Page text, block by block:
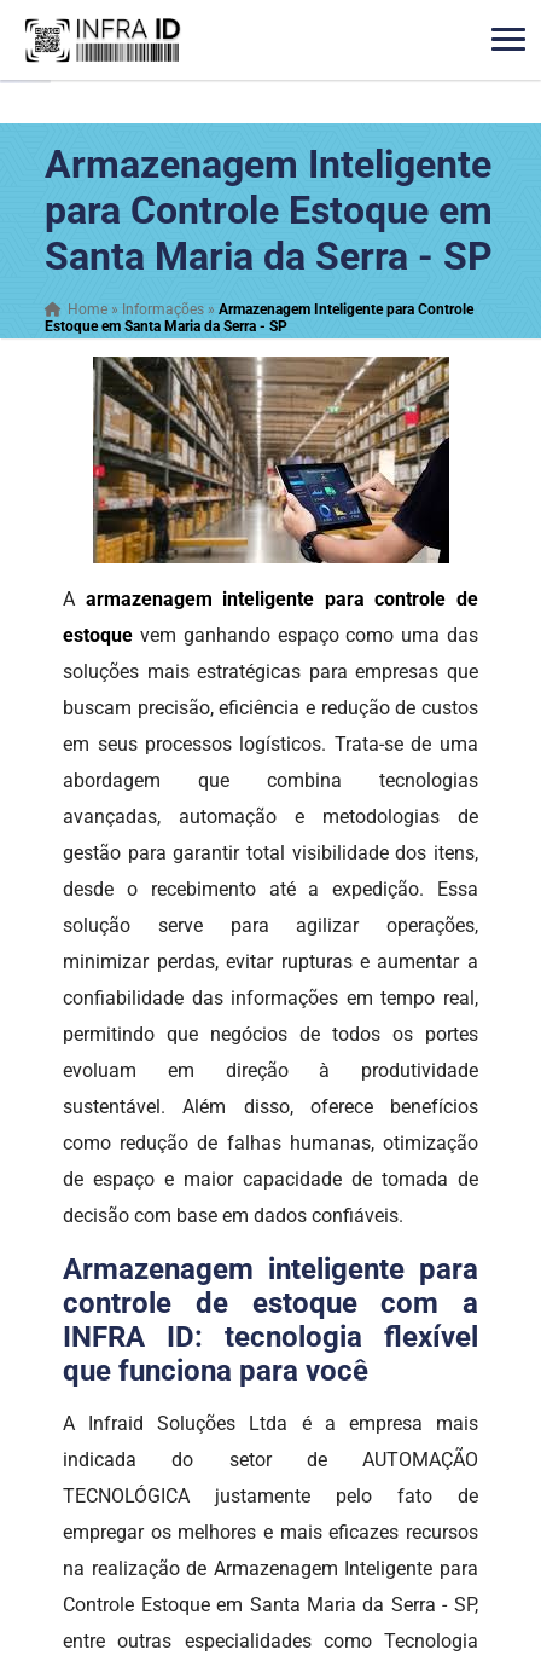
Armazenagem Inteligente
para Controle Estoque em
Santa Maria da Serra - SP
Home » Informações »Armazenagem Inteligente para Controle
Estoque em Santa Maria da Serra - SP
A armazenagem inteligente para controle de
estoque vem ganhando espaço como uma das
soluções mais estratégicas para empresas que
buscam precisão, eficiência e redução de custos
em seus processos logísticos. Trata-se de uma
abordagem que combina tecnologias
avançadas, automação e metodologias de
gestão para garantir total visibilidade dos itens,
desde o recebimento até a expedição. Essa
solução serve para agilizar operações,
minimizar perdas, evitar rupturas e aumentar a
confiabilidade das informações em tempo real,
permitindo que negócios de todos os portes
evoluam em direção à produtividade
sustentável. Além disso, oferece benefícios
como redução de falhas humanas, otimização
de espaço e maior capacidade de tomada de
decisão com base em dados confiáveis.
Armazenagem inteligente para
controle de estoque com a
INFRA ID: tecnologia flexível
que funciona para você
A Infraid Soluções Ltda é a empresa mais
indicada do setor de AUTOMAÇÃO
TECNOLÓGICA justamente pelo fato de
empregar os melhores e mais eficazes recursos
na realização de Armazenagem Inteligente para
Controle Estoque em Santa Maria da Serra - SP,
entre outras especialidades como Tecnologia